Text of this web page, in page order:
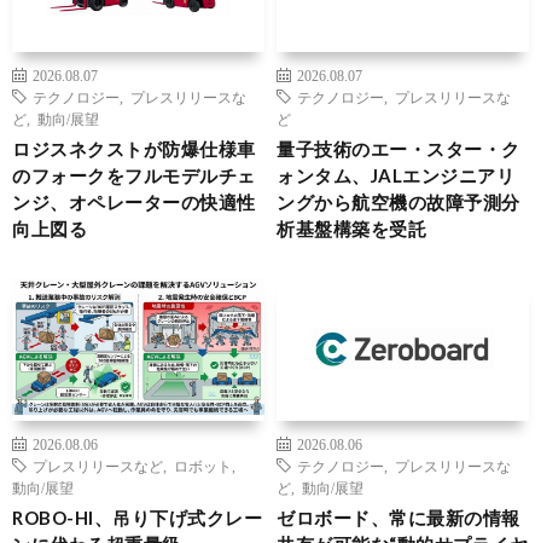
2026.08.07
テクノロジー
プレスリリースな
ど
動向/展望
ロジスネクストが防爆仕様車
のフォークをフルモデルチェ
ンジ、オペレーターの快適性
向上図る
2026.08.07
テクノロジー
プレスリリースな
ど
量子技術のエー・スター・ク
ォンタム、JALエンジニアリ
ングから航空機の故障予測分
析基盤構築を受託
2026.08.06
プレスリリースなど
ロボット
動向/展望
ROBO-HI、吊り下げ式クレー
2026.08.06
テクノロジー
プレスリリースな
ど
動向/展望
ゼロボード、常に最新の情報